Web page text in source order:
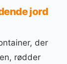
jord
der
rødder